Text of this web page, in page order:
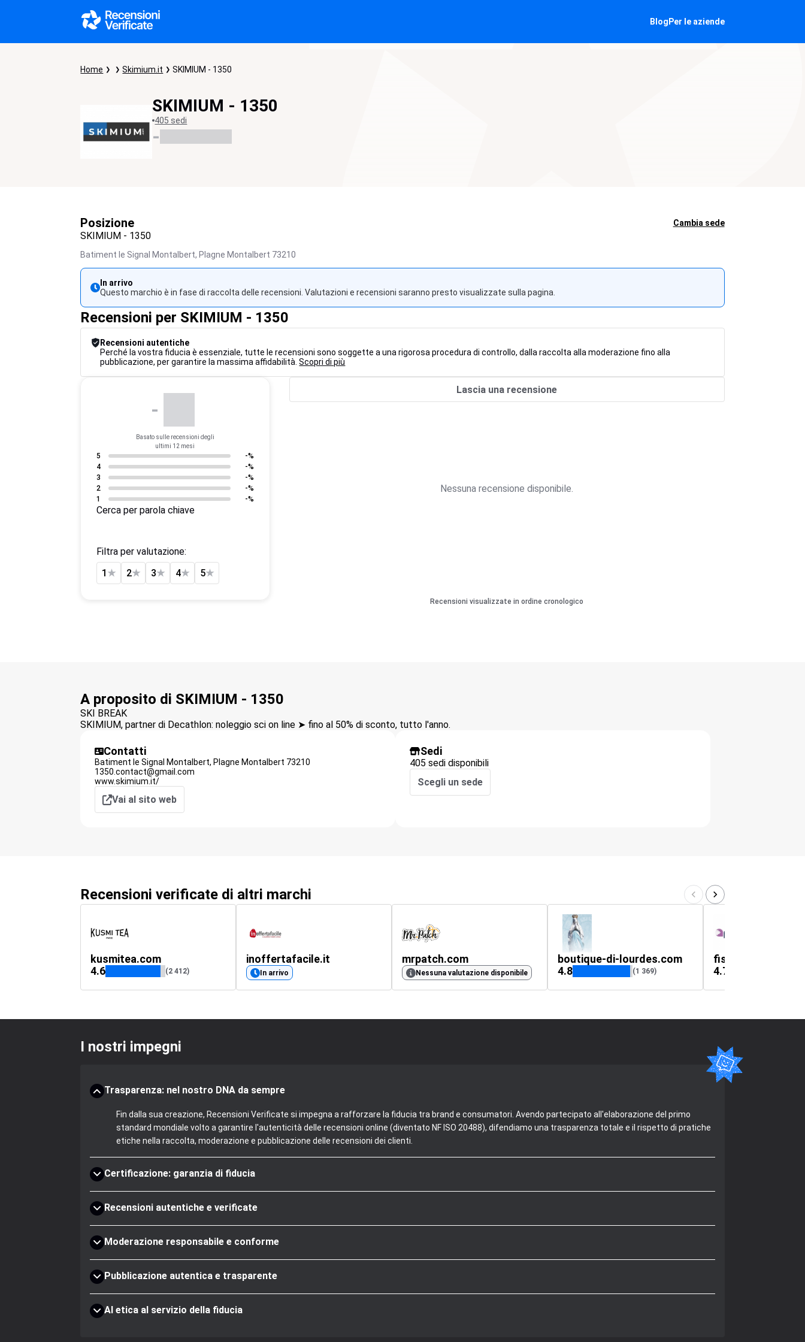
Blog Per le aziende
Home Skimium.it SKIMIUM - 1350
SKIMIUM - 1350
405 sedi
-
Posizione Cambia sede
SKIMIUM - 1350
Batiment le Signal Montalbert, Plagne Montalbert 73210
In arrivo
Questo marchio è in fase di raccolta delle recensioni. Valutazioni e recensioni saranno presto visualizzate sulla pagina.
Recensioni per SKIMIUM - 1350
Recensioni autentiche
Perché la vostra fiducia è essenziale, tutte le recensioni sono soggette a una rigorosa procedura di controllo, dalla raccolta alla moderazione fino alla
pubblicazione, per garantire la massima affidabilità.Scopri di più
-
Basato sulle recensioni degli
ultimi 12 mesi
5
-%
4
-%
3
-%
2
-%
1
-%
Cerca per parola chiave
Filtra per valutazione:
1 ★ 2★ 3★ 4★ 5★
Lascia una recensione
Nessuna recensione disponibile.
Recensioni visualizzate in ordine cronologico
A proposito di SKIMIUM - 1350
SKI BREAK
SKIMIUM, partner di Decathlon: noleggio sci on line ➤ fino al 50% di sconto, tutto l'anno.
Contatti
Batiment le Signal Montalbert, Plagne Montalbert 73210
1350.contact@gmail.com
www.skimium.it/
Vai al sito web
Sedi
405 sedi disponibili
Scegli un sede
Recensioni verificate di altri marchi
kusmitea.com
4.6
(2 412)
inoffertafacile.it
In arrivo
mrpatch.com
Nessuna valutazione disponibile
boutique-di-lourdes.com
4.8
(1 369)
fisaude.it
4.7
I nostri impegni
Trasparenza: nel nostro DNA da sempre
Fin dalla sua creazione, Recensioni Verificate si impegna a rafforzare la fiducia tra brand e consumatori. Avendo partecipato all'elaborazione del primo
standard mondiale volto a garantire l'autenticità delle recensioni online (diventato NF ISO 20488), difendiamo una trasparenza totale e il rispetto di pratiche
etiche nella raccolta, moderazione e pubblicazione delle recensioni dei clienti.
Certificazione: garanzia di fiducia
Recensioni autentiche e verificate
Moderazione responsabile e conforme
Pubblicazione autentica e trasparente
AI etica al servizio della fiducia